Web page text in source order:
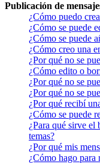
Publicación de
¿Cómo puedo
¿Cómo se puede
¿Cómo se puede
¿Cómo creo una
¿Por qué no se
¿Cómo edito o
¿Por qué no se
¿Por qué no se
¿Por qué recibí
¿Cómo se puede
¿Para qué sirve
temas?
¿Por qué mis
¿Cómo hago para